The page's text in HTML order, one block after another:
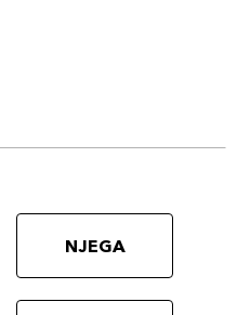
NJEGA